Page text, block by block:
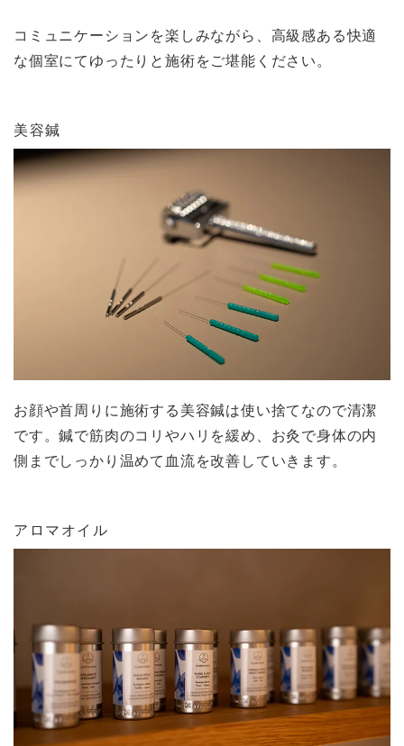
コミュニケーションを楽しみながら、高級感ある快適
な個室にてゆったりと施術をご堪能ください。
美容鍼
お顔や首周りに施術する美容鍼は使い捨てなので清潔
です。鍼で筋肉のコリやハリを緩め、お灸で身体の内
側までしっかり温めて血流を改善していきます。
アロマオイル